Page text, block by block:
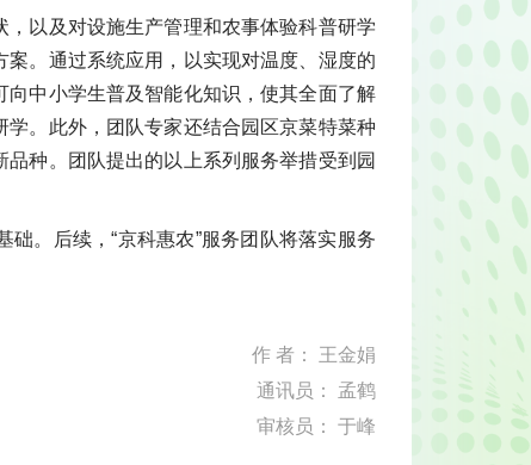
以及对设施生产管理和农事体验科普研学
。通过系统应用，以实现对温度、湿度的
中小学生普及智能化知识，使其全面了解
。此外，团队专家还结合园区京菜特菜种
种。团队提出的以上系列服务举措受到园
。后续，“京科惠农”服务团队将落实服务
作 者： 王金娟
通讯员： 孟鹤
审核员： 于峰